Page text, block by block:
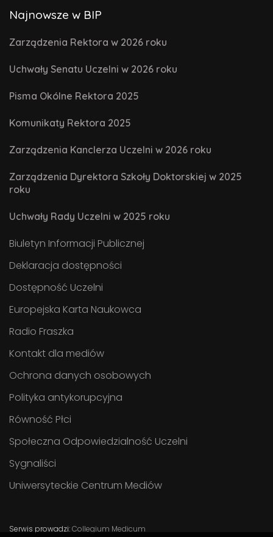
Najnowsze w BIP
Zarządzenia Rektora w 2026 roku
Uchwały Senatu Uczelni w 2026 roku
Pisma Okólne Rektora 2025
Komunikaty Rektora 2025
Zarządzenia Kanclerza Uczelni w 2026 roku
Zarządzenia Dyrektora Szkoły Doktorskiej w 2025
roku
Uchwały Rady Uczelni w 2025 roku
Biuletyn Informacji Publicznej
Deklaracja dostępności
Dostępność Uczelni
Europejska Karta Naukowca
Radio Fraszka
Kontakt dla mediów
Ochrona danych osobowych
Polityka antykorupcyjna
Równość Płci
Społeczna Odpowiedzialność Uczelni
Sygnaliści
Uniwersyteckie Centrum Mediów
Serwis prowadzi:Collegium Medicum